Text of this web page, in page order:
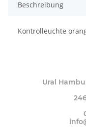
Beschreibung
Kontrolleuchte
Ural